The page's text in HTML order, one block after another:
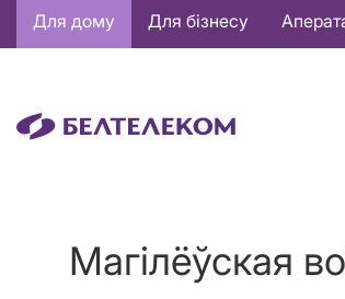
Основная
навигация
Для дому Для бізнесу
Магілёўская